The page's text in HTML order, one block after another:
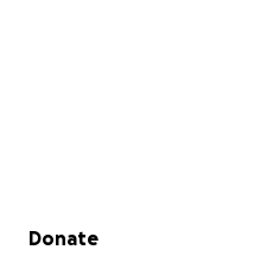
Secondary menu
Donate